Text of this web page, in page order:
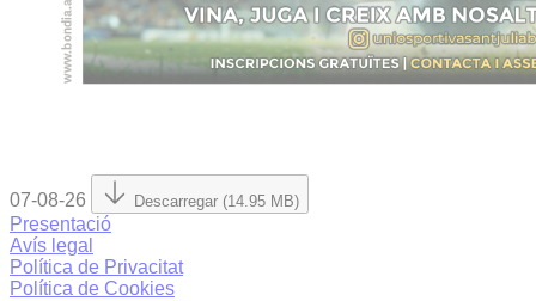
07-08-26 Descarregar (14.95 MB)
Presentació
Avís legal
Política de Privacitat
Política de Cookies